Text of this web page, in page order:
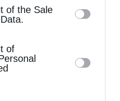
be disclosed by us to
IAB’s List of
parties.
of the Sale
of
εξοπλισμού για
καταστροφικών